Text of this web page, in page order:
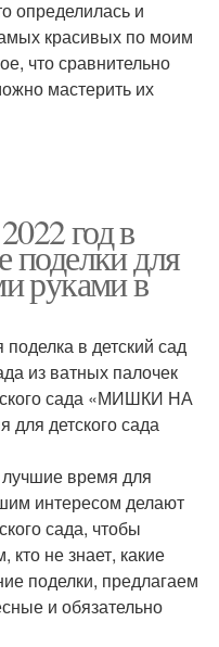
определилась и
красивых по моим
что сравнительно
мастерить их
год в
поделки для
руками в
в детский сад
из ватных палочек
сада «МИШКИ НА
детского сада
время для
интересом делают
сада, чтобы
кто не знает, какие
поделки, предлагаем
и обязательно